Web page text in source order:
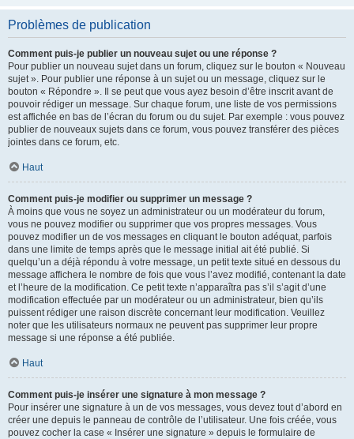
Problèmes de publication
Comment puis-je publier un nouveau sujet ou une réponse ?
Pour publier un nouveau sujet dans un forum, cliquez sur le bouton « Nouveau
sujet ». Pour publier une réponse à un sujet ou un message, cliquez sur le
bouton « Répondre ». Il se peut que vous ayez besoin d’être inscrit avant de
pouvoir rédiger un message. Sur chaque forum, une liste de vos permissions
est affichée en bas de l’écran du forum ou du sujet. Par exemple : vous pouvez
publier de nouveaux sujets dans ce forum, vous pouvez transférer des pièces
jointes dans ce forum, etc.
Haut
Comment puis-je modifier ou supprimer un message ?
À moins que vous ne soyez un administrateur ou un modérateur du forum,
vous ne pouvez modifier ou supprimer que vos propres messages. Vous
pouvez modifier un de vos messages en cliquant le bouton adéquat, parfois
dans une limite de temps après que le message initial ait été publié. Si
quelqu’un a déjà répondu à votre message, un petit texte situé en dessous du
message affichera le nombre de fois que vous l’avez modifié, contenant la date
et l’heure de la modification. Ce petit texte n’apparaîtra pas s’il s’agit d’une
modification effectuée par un modérateur ou un administrateur, bien qu’ils
puissent rédiger une raison discrète concernant leur modification. Veuillez
noter que les utilisateurs normaux ne peuvent pas supprimer leur propre
message si une réponse a été publiée.
Haut
Comment puis-je insérer une signature à mon message ?
Pour insérer une signature à un de vos messages, vous devez tout d’abord en
créer une depuis le panneau de contrôle de l’utilisateur. Une fois créée, vous
pouvez cocher la case « Insérer une signature » depuis le formulaire de